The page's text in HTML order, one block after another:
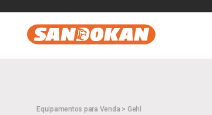
Equipamentos para Venda > Gehl